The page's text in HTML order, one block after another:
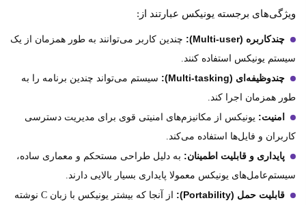
ویژگی‌های برجسته یونیکس عبارتند از:
چندکاربره (Multi-user):
چندین کاربر می‌توانند به طور همزمان از یک
سیستم یونیکس استفاده کنند.
چندوظیفه‌ای (Multi-tasking):
سیستم می‌تواند چندین برنامه را به
طور همزمان اجرا کند.
امنیت: یونیکس از مکانیزم‌های امنیتی قوی برای مدیریت دسترسی
کاربران و فایل‌ها استفاده می‌کند.
پایداری و قابلیت اطمینان: به دلیل طراحی مستحکم و معماری ساده،
سیستم‌عامل‌های یونیکس معمولا پایداری بسیار بالایی دارند.
قابلیت حمل (Portability):
از آنجا که بیشتر یونیکس با زبان C نوشته